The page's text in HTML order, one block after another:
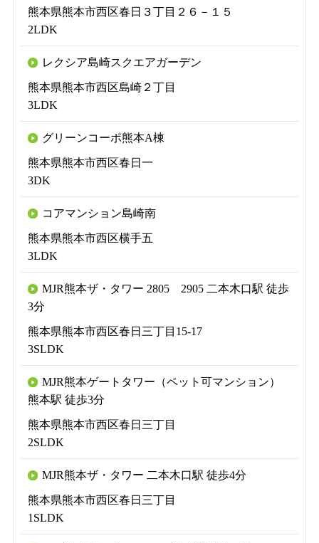
熊本県熊本市西区春日３丁目２６－１５
2LDK
レクシア島崎スクエアガーデン
熊本県熊本市西区島崎２丁目
3LDK
グリーンコーポ熊本A棟
熊本県熊本市西区春日一
3DK
コアマンション島崎南
熊本県熊本市西区横手五
3LDK
MJR熊本ザ・タワー 2805 2905 二本木口駅 徒歩
3分
熊本県熊本市西区春日三丁目15-17
3SLDK
MJR熊本ゲートタワー（ペット可マンション）
熊本駅 徒歩3分
熊本県熊本市西区春日三丁目
2SLDK
MJR熊本ザ・タワー 二本木口駅 徒歩4分
熊本県熊本市西区春日三丁目
1SLDK